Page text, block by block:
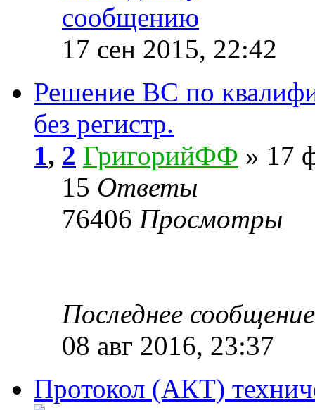
17 сен 2015, 22:42
Решение ВС по
без регистр.
1, 2 ГригорийФФ » 17
15 Ответы
76406 Просмотры
Последнее
08 авг 2016, 23:37
Протокол (АКТ)